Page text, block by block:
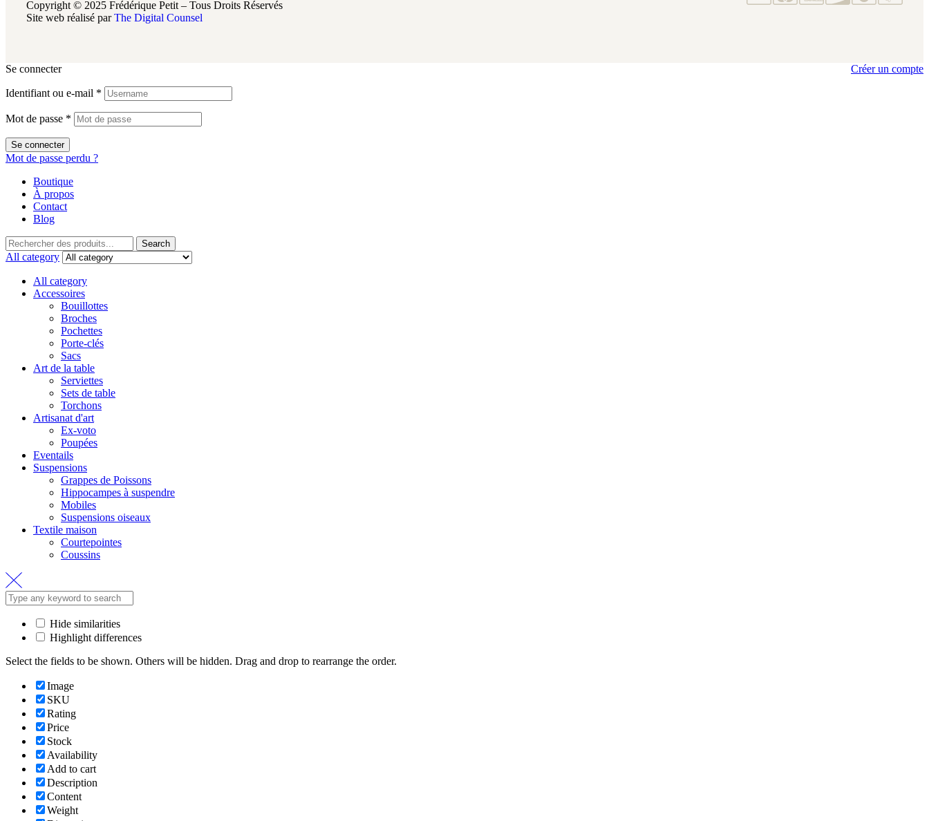
Copyright © 2025 Frédérique Petit – Tous Droits Réservés
Site web réalisé parThe Digital Counsel
Se connecter Créer un compte
Identifiant ou e-mail *
Mot de passe *
Se connecter
Mot de passe perdu ?
Boutique
À propos
Contact
Blog
Search
All category
All category
Accessoires
Bouillottes
Broches
Pochettes
Porte-clés
Sacs
Art de la table
Serviettes
Sets de table
Torchons
Artisanat d'art
Ex-voto
Poupées
Eventails
Suspensions
Grappes de Poissons
Hippocampes à suspendre
Mobiles
Suspensions oiseaux
Textile maison
Courtepointes
Coussins
Hide similarities
Highlight differences
Select the fields to be shown. Others will be hidden. Drag and drop to rearrange the order.
Image
SKU
Rating
Price
Stock
Availability
Add to cart
Description
Content
Weight